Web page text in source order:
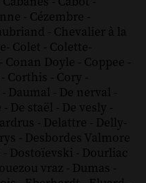
- Cézembre -
- Chevalier à la
- Colet - Colette-
- Conan Doyle - Coppee -
- Corthis - Cory -
- Daumal - De nerval -
- De staël - De vesly -
- Delattre - Delly-
- Desbordes Valmore
- Dostoïevski - Dourliac
vraz - Dumas -